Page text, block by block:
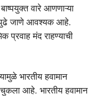
वारे आणणाऱ्या
पुढे जाणे आवश्यक आहे.
प्रवाह मंद राहण्याची
भारतीय हवामान
आहे. भारतीय हवामान